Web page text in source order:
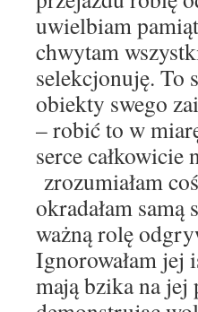
uwielbiam
chwytam
selekcjonuję. To
obiekty swego
– robić to w
serce całkowicie
zrozumiałam
okradałam
ważną rolę
Ignorowałam jej
mają bzika na jej